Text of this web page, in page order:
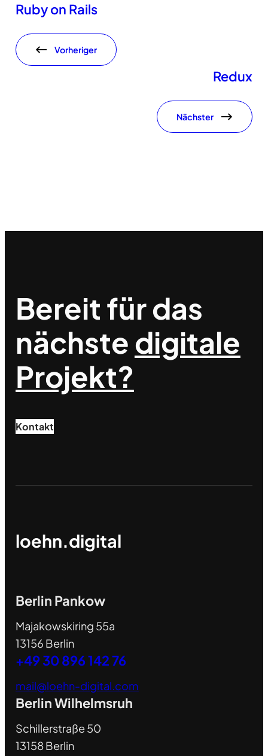
Ruby on Rails
Vorheriger
Redux
Nächster
Bereit für das
nächstedigitale
Projekt?
Kontakt
loehn.digital
Berlin Pankow
Majakowskiring 55a
13156 Berlin
+49 30 896 142 76
mail@loehn-digital.com
Berlin Wilhelmsruh
Schillerstraße 50
13158 Berlin